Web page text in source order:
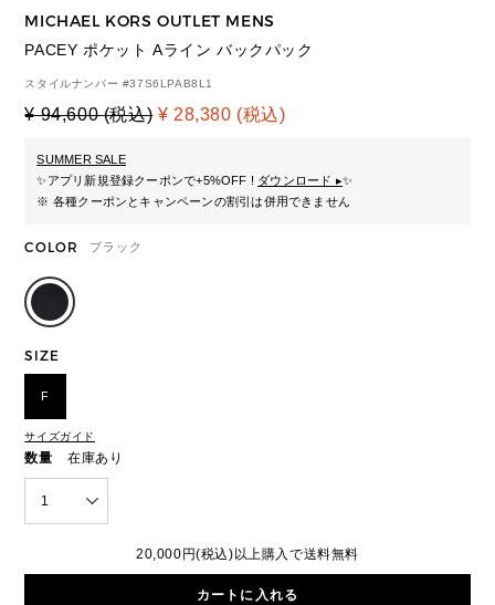
MICHAEL KORS OUTLET MENS
PACEY ポケット Aライン バックパック
スタイルナンバー #37S6LPAB8L1
¥ 94,600 (税込) ¥ 28,380 (税込)
SUMMER SALE
✨アプリ新規登録クーポンで+5%OFF ! ダウンロード ▸✨
※ 各種クーポンとキャンペーンの割引は併用できません
COLOR ブラック
SIZE
F
サイズガイド
数量 在庫あり
1
20,000円(税込)以上購入で送料無料
カートに入れる